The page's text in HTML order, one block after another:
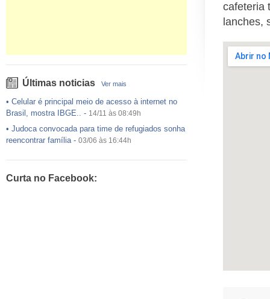
Últimas noticias Ver mais
• Celular é principal meio de acesso à internet no
Brasil, mostra IBGE.. - 14/11 às 08:49h
• Judoca convocada para time de refugiados sonha
reencontrar família- 03/06 às 16:44h
•Exército egípcio diz que encontrou destroços de
Curta no Facebook:
cafeteria
lanches,